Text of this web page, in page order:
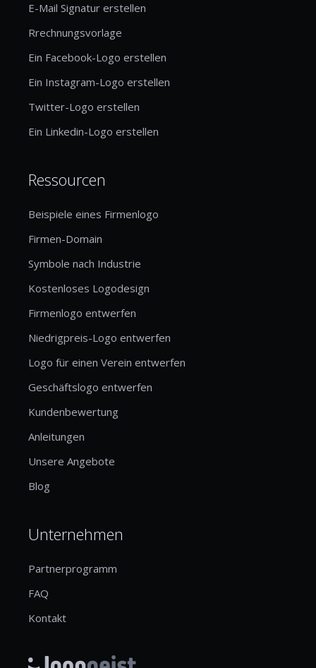
E-Mail Signatur erstellen
Rrechnungsvorlage
Ein Facebook-Logo erstellen
Ein Instagram-Logo erstellen
Twitter-Logo erstellen
Ein Linkedin-Logo erstellen
Ressourcen
Beispiele eines Firmenlogo
Firmen-Domain
Symbole nach Industrie
Kostenloses Logodesign
Firmenlogo entwerfen
Niedrigpreis-Logo entwerfen
Logo für einen Verein entwerfen
Geschäftslogo entwerfen
Kundenbewertung
Anleitungen
Unsere Angebote
Blog
Unternehmen
Partnerprogramm
FAQ
Kontakt